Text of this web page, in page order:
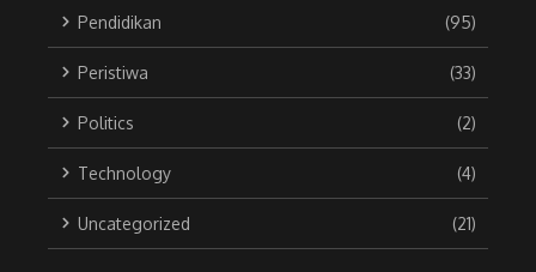
Pendidikan (95)
Peristiwa (33)
Politics (2)
Technology (4)
Uncategorized (21)